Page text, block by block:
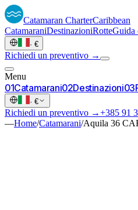
Catamaran CharterCaribbean
CatamaraniDestinazioniRotteGuida
· €
Richiedi un preventivo →
Menu
01Catamarani02Destinazioni03
· €
Richiedi un preventivo →+385 91
—Home/Catamarani/Aquila 36